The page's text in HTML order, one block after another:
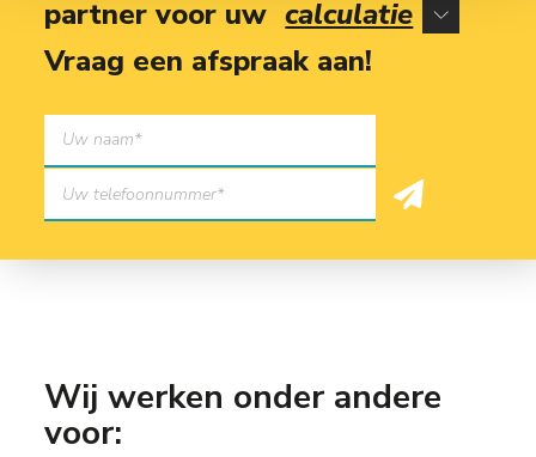
partner voor uw calculatie
Vraag een afspraak aan!
Wij werken onder andere
voor: